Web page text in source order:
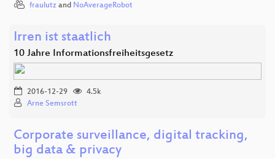
fraulutz and NoAverageRobot
Irren ist staatlich
10 Jahre Informationsfreiheitsgesetz
2016-12-29
4.5k
Arne Semsrott
Corporate surveillance, digital tracking,
big data & privacy